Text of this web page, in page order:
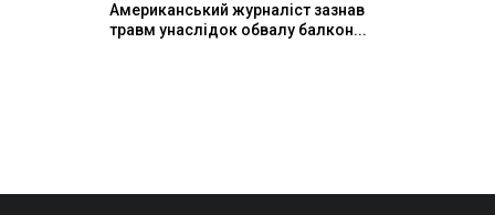
Американський журналіст зазнав
травм унаслідок обвалу балкон...